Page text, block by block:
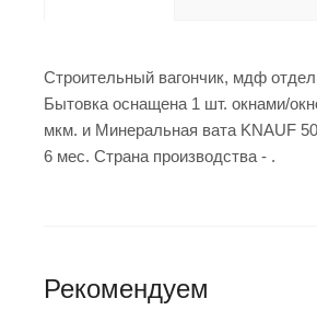
Строительный вагончик, мдф
Бытовка оснащена 1 шт. окнами/
мкм. и Минеральная вата KNAUF
6 мес. Страна производства - .
Рекомендуем